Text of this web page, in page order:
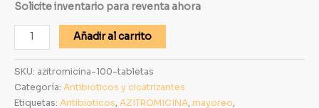
Solicite inventario para reventa ahora
Añadir al carrito
SKU: azitromicina-100-tabletas
Categoría: Antibioticos y cicatrizantes
Etiquetas: Antibioticos, AZITROMICINA, mayoreo,